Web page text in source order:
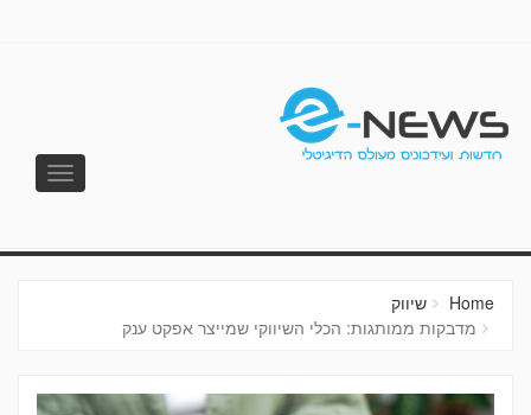
Toggle
Home
שיווק
מדבקות ממותגות: הכלי השיווקי שמייצר אפקט ענק